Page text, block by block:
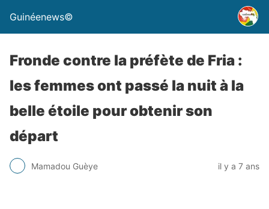
Guinéenews©
Fronde contre la préfète de Fria :
les femmes ont passé la nuit à la
belle étoile pour obtenir son
départ
Mamadou Guèye il y a 7 ans